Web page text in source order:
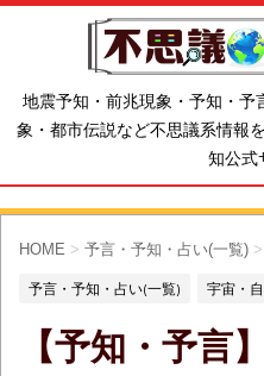
地震予知・前兆現象・予知・
象・都市伝説など不思議系情報
知公式
HOME > 予言・予知・占い(一覧) >
予言・予知・占い(一覧) 宇宙・
【予知・予言